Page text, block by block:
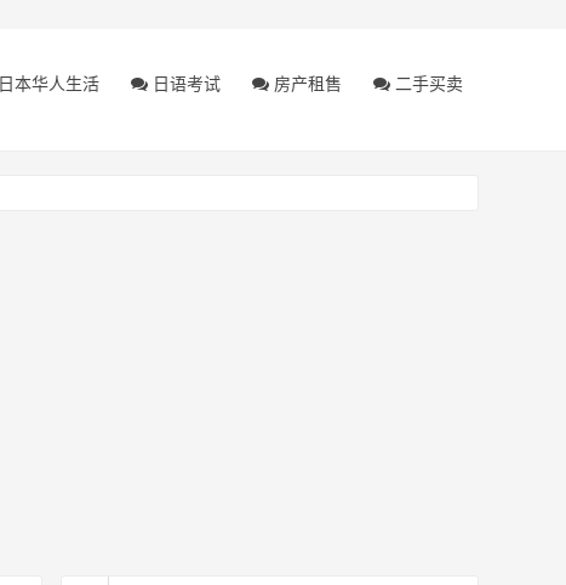
日本华人生活 日语考试 房产租售 二手买卖